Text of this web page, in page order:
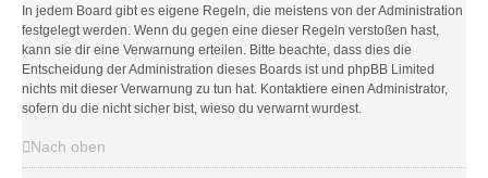
In jedem Board gibt es eigene Regeln, die meistens von der Administration
festgelegt werden. Wenn du gegen eine dieser Regeln verstoßen hast,
kann sie dir eine Verwarnung erteilen. Bitte beachte, dass dies die
Entscheidung der Administration dieses Boards ist und phpBB Limited
nichts mit dieser Verwarnung zu tun hat. Kontaktiere einen Administrator,
sofern du die nicht sicher bist, wieso du verwarnt wurdest.
Nach oben